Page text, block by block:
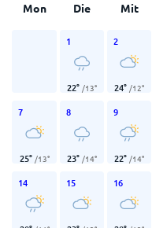
Mon Die Mit
1
22° /13°
2
24° /12°
7
25° /13°
8
23° /14°
9
22° /14°
14 15 16